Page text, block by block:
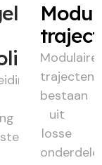
Modulaire
trajecten
bestaan
uit
losse